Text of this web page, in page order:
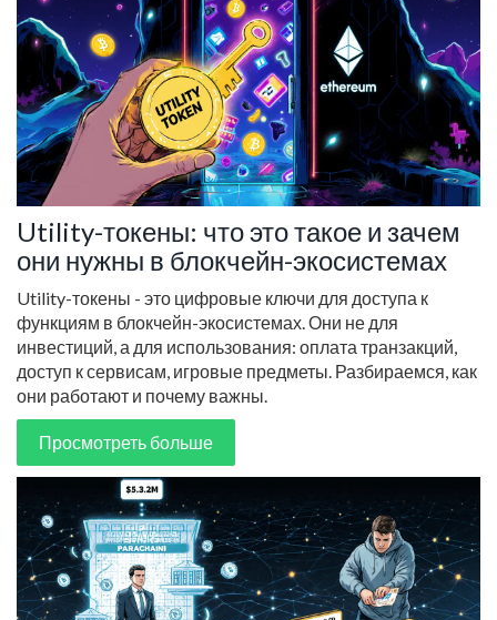
Utility-токены: что это такое и зачем
они нужны в блокчейн-экосистемах
Utility-токены - это цифровые ключи для доступа к
функциям в блокчейн-экосистемах. Они не для
инвестиций, а для использования: оплата транзакций,
доступ к сервисам, игровые предметы. Разбираемся, как
они работают и почему важны.
Просмотреть больше